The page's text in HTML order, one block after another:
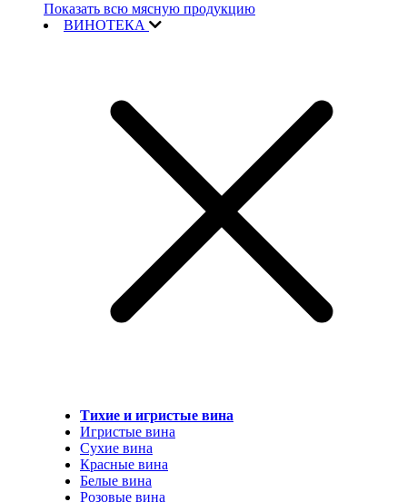
Показать всю мясную продукцию
ВИНОТЕКА
Тихие и игристые вина
Игристые вина
Сухие вина
Красные вина
Белые вина
Розовые вина